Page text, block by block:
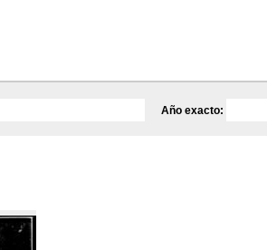
Año exacto: